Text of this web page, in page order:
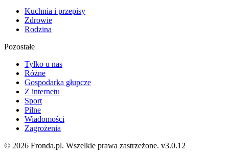
Kuchnia i przepisy
Zdrowie
Rodzina
Pozostałe
Tylko u nas
Różne
Gospodarka głupcze
Z internetu
Sport
Pilne
Wiadomości
Zagrożenia
© 2026 Fronda.pl. Wszelkie prawa zastrzeżone. v3.0.12